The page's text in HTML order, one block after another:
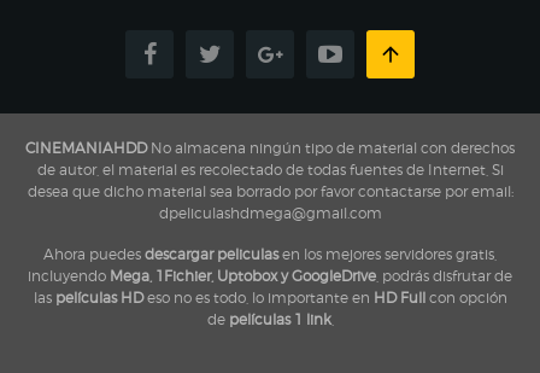
CINEMANIAHDDNo almacena ningún tipo de material con derechos
de autor, el material es recolectado de todas fuentes de Internet, Si
desea que dicho material sea borrado por favor contactarse por email:
dpeliculashdmega@gmail.com
Ahora puedes descargar peliculasen los mejores servidores gratis,
incluyendo Mega, 1Fichier, Uptobox y GoogleDrive , podrás disfrutar de
las películas HDeso no es todo, lo importante en HD Fullcon opción
de películas 1 link,